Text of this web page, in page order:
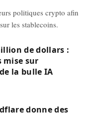
politiques crypto afin
les stablecoins.
de dollars :
mise sur
la bulle IA
donne des